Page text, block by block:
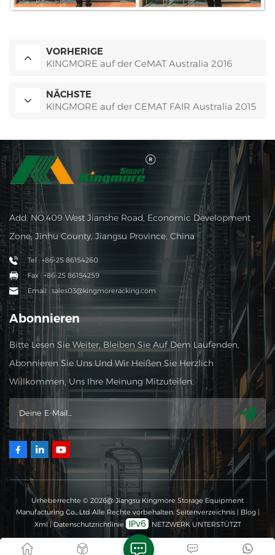
VORHERIGE
KINGMORE auf der CeMAT Australia 2016
NÄCHSTE
KINGMORE auf der CEMAT FAIR Australia 2015
Add: NO.409 West Jianshe Road, Economic Development
Zone, Jinhu County, Jiangsu Province, China
Tel : +86-25 86154260
Fax : +86-25 86154259
Email : sales03@kingmoreracking.com
Abonnieren
Bitte Lesen Sie Weiter, Bleiben Sie Auf Dem Laufenden,
Abonnieren Sie Uns Und Wir Heißen Sie Herzlich
Willkommen, Uns Ihre Meinung Mitzuteilen.
Urheberrechte © 2026@ Jiangsu Kingmore Storage Equipment
Manufacturing Co., Ltd Alle Rechte vorbehalten. Seitenverzeichnis Blog|
Xml | Datenschutzrichtlinie NETZWERK UNTERSTÜTZT